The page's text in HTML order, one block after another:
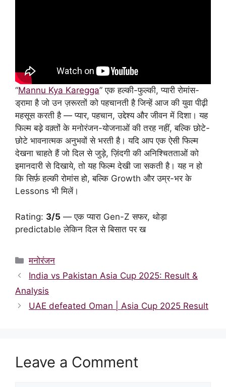
“Mannu Kya Karegga” एक हल्की-फुल्की, प्यारी रोमांस-
ड्रामा है जो उन ज़रूरतों को पहचानती है जिन्हें आज की युवा पीढ़ी
महसूस करती है — प्यार, पहचान, उद्देश्य और जीवन में दिशा। यह
फिल्म बड़े़ वक़्तों के मनोरंजन-योजनाओं की तरह नहीं, बल्कि छोटे-
छोटे भावनात्मक अनुभवों से भरती है। यदि आप एक ऐसी फिल्म
देखना चाहते हैं जो दिल से जुड़े, ज़िंदगी की अनिश्चितताओं को
इमानदारी से दिखाये, तो यह फिल्म देखी जा सकती है। यह न हो
कि सिर्फ़ हल्की रोमांस हो, बल्कि Growth और उम्र-भर के
Lessons भी मिलें।
Rating: 3/5 — एक प्यारा Gen-Z सफर, थोड़ा
predictable लेकिन दिल से बिसात पर ख
Categories
मनोरंजन
India vs Pakistan Asia Cup 2025: Result &
Analysis
UAE defeated Oman | Asia Cup 2025 Result
Leave a Comment